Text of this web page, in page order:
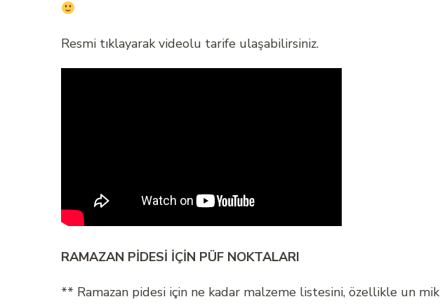
Resmi tıklayarak videolu tarife ulaşabilirsiniz.
RAMAZAN PİDESİ İÇİN PÜF NOKTALARI
** Ramazan pidesi için ne kadar malzeme listesini, özellikle un